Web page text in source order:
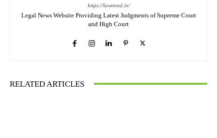
https://lawtrend.in/
Legal News Website Providing Latest Judgments of Supreme Court
and High Court
RELATED ARTICLES